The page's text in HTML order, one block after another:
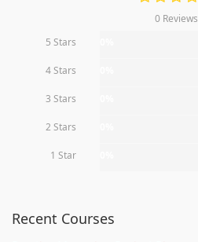
0 Reviews
5 Stars
4 Stars
3 Stars
2 Stars
1 Star
Recent Courses